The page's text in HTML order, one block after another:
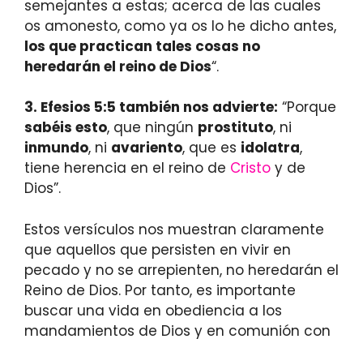
semejantes a estas; acerca de las cuales
os amonesto, como ya os lo he dicho antes,
los que practican tales cosas no
heredarán el reino de Dios“.
3. Efesios 5:5 también nos advierte: “Porque
sabéis esto, que ningún prostituto, ni
inmundo, ni avariento, que es idolatra,
tiene herencia en el reino de Cristo y de
Dios”.
Estos versículos nos muestran claramente
que aquellos que persisten en vivir en
pecado y no se arrepienten, no heredarán el
Reino de Dios. Por tanto, es importante
buscar una vida en obediencia a los
mandamientos de Dios y en comunión con